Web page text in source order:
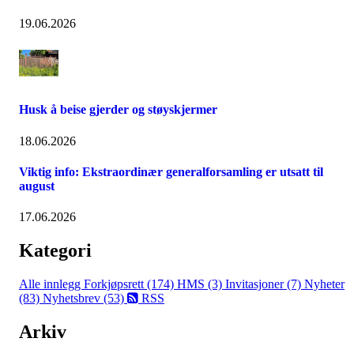
19.06.2026
Husk å beise gjerder og støyskjermer
18.06.2026
Viktig info: Ekstraordinær generalforsamling er utsatt til
august
17.06.2026
Kategori
Alle innlegg Forkjøpsrett (174) HMS (3) Invitasjoner (7) Nyheter
(83) Nyhetsbrev (53) RSS
Arkiv